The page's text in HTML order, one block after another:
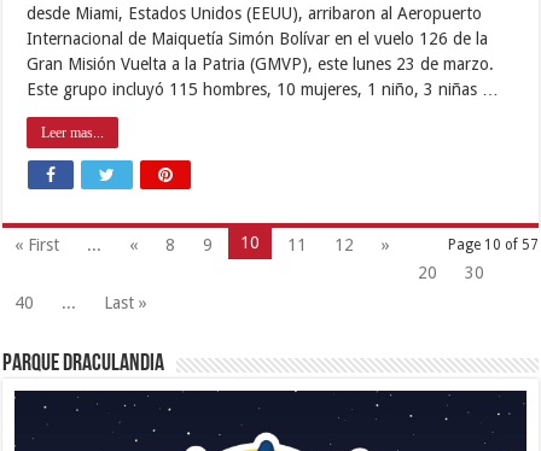
desde Miami, Estados Unidos (EEUU), arribaron al Aeropuerto
Internacional de Maiquetía Simón Bolívar en el vuelo 126 de la
Gran Misión Vuelta a la Patria (GMVP), este lunes 23 de marzo.
Este grupo incluyó 115 hombres, 10 mujeres, 1 niño, 3 niñas …
Leer mas...
Page 10 of 57
« First ... « 8 9 10 11 12
»
20
30
40
... Last »
Parque Draculandia